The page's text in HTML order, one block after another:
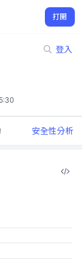
打開
登入
安全性分析